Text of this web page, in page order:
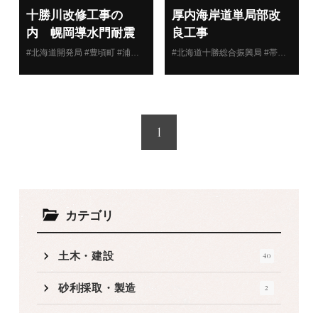
十勝川改修工事の
内 幌岡導水門耐震
対策外工事
厚内海岸道単局部改
良工事
#北海道十勝総合振興局 #帯広建設管理部 #浦幌町 #海岸
1
カテゴリ
土木・建設 40
砂利採取・製造 2